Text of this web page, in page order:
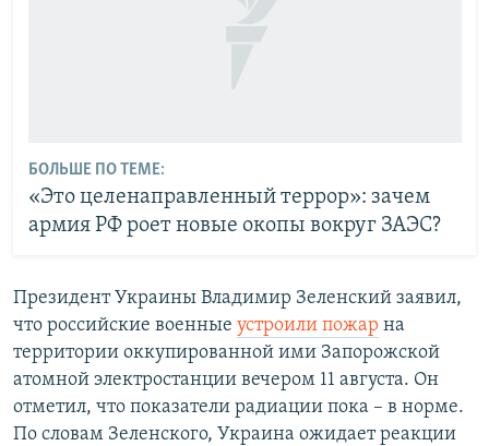
БОЛЬШЕ ПО ТЕМЕ:
«Это целенаправленный террор»: зачем
армия РФ роет новые окопы вокруг ЗАЭС?
Президент Украины Владимир Зеленский заявил,
что российские военные устроили пожар на
территории оккупированной ими Запорожской
атомной электростанции вечером 11 августа. Он
отметил, что показатели радиации пока – в норме.
По словам Зеленского, Украина ожидает реакции